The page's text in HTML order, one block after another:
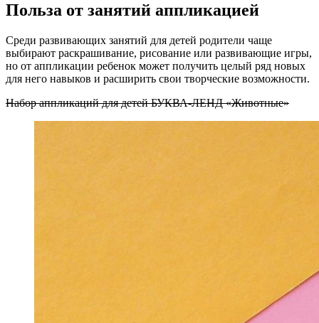
Польза от занятий аппликацией
Среди развивающих занятий для детей родители чаще
выбирают раскрашивание, рисование или развивающие игры,
но от аппликации ребенок может получить целый ряд новых
для него навыков и расширить свои творческие возможности.
Набор аппликаций для детей БУКВА-ЛЕНД «Животные»